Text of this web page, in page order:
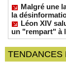
Malgré une
la
Léon XIV
un "rempart" à
TENDANCES